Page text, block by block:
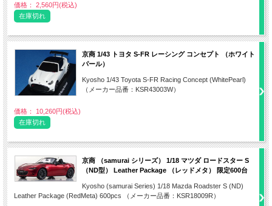
価格： 2,560円(税込)
在庫切れ
京商 1/43 トヨタ S-FR レーシング コンセプト （ホワイト
パール）
Kyosho 1/43 Toyota S-FR Racing Concept (WhitePearl)
（メーカー品番：KSR43003W）
価格： 10,260円(税込)
在庫切れ
京商 （samurai シリーズ） 1/18 マツダ ロードスター S
（ND型） Leather Package （レッドメタ） 限定600台
Kyosho (samurai Series) 1/18 Mazda Roadster S (ND)
Leather Package (RedMeta) 600pcs （メーカー品番：KSR18009R）